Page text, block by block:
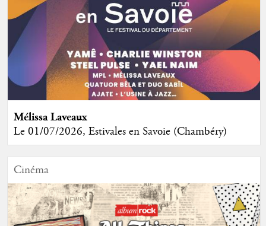
Mélissa Laveaux
Le 01/07/2026, Estivales en Savoie (Chambéry)
Cinéma